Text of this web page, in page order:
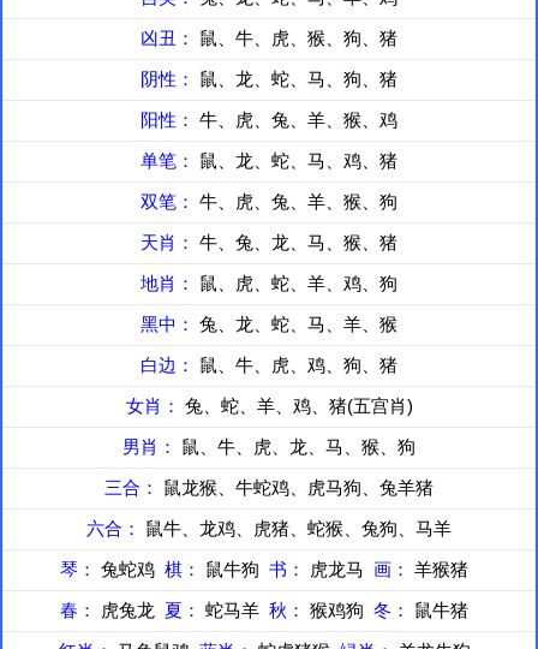
凶丑： 鼠、牛、虎、猴、狗、猪
阴性： 鼠、龙、蛇、马、狗、猪
阳性： 牛、虎、兔、羊、猴、鸡
单笔： 鼠、龙、蛇、马、鸡、猪
双笔： 牛、虎、兔、羊、猴、狗
天肖： 牛、兔、龙、马、猴、猪
地肖： 鼠、虎、蛇、羊、鸡、狗
黑中： 兔、龙、蛇、马、羊、猴
白边： 鼠、牛、虎、鸡、狗、猪
女肖： 兔、蛇、羊、鸡、猪(五宫肖)
男肖： 鼠、牛、虎、龙、马、猴、狗
三合： 鼠龙猴、牛蛇鸡、虎马狗、兔羊猪
六合： 鼠牛、龙鸡、虎猪、蛇猴、兔狗、马羊
琴： 兔蛇鸡 棋： 鼠牛狗 书： 虎龙马 画： 羊猴猪
春：
虎兔龙 夏： 蛇马羊 秋： 猴鸡狗 冬： 鼠牛猪